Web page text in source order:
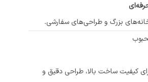
بزرگ و طراحی‌های سفارشی.
کیفیت ساخت بالا، طراحی دقیق و